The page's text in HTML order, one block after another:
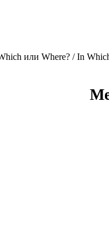
или Where? / In